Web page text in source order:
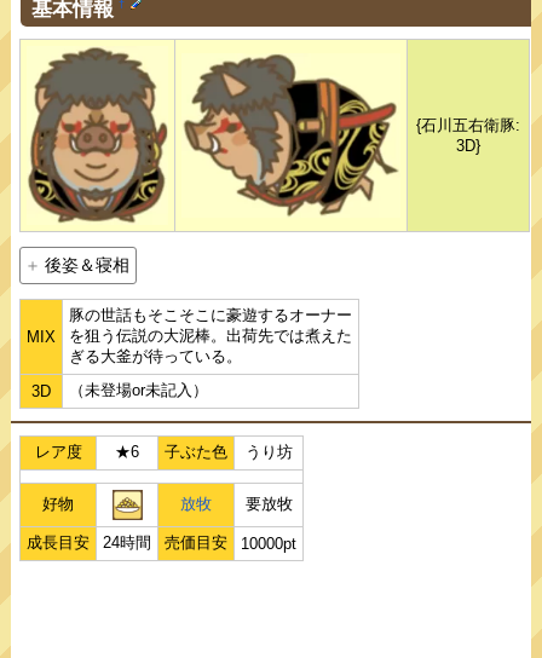
基本情報 †
{石川五右衛豚:
3D}
後姿＆寝相
MIX
豚の世話もそこそこに豪遊するオーナー
を狙う伝説の大泥棒。出荷先では煮えた
ぎる大釜が待っている。
3D
（未登場or未記入）
レア度 ★6 子ぶた色 うり坊
好物 放牧 要放牧
成長目安 24時間 売価目安 10000pt